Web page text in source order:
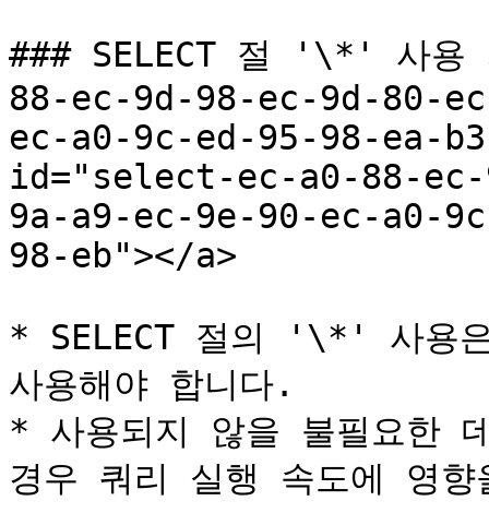
### SELECT 절 '\*' 사
88-ec-9d-98-ec-9d-80-
ec-a0-9c-ed-95-98-ea-
id="select-ec-a0-88-
9a-a9-ec-9e-90-ec-a0-
98-eb"></a>
* SELECT 절의 '\*' 사용은
사용해야 합니다.
* 사용되지 않을 불필요한
경우 쿼리 실행 속도에 영